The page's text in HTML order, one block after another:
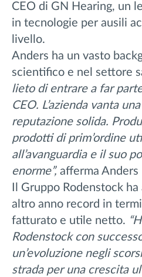
CEO di GN Hearing, un
in tecnologie per ausili
livello.
Anders ha un vasto
scientifico e nel settore
lieto di entrare a far
CEO. L’azienda vanta
reputazione solida.
prodotti di prim’ordine
all’avanguardia e il suo
enorme”, afferma Anders
Il Gruppo Rodenstock
altro anno record in
fatturato e utile netto.
Rodenstock con
un’evoluzione negli
strada per una crescita